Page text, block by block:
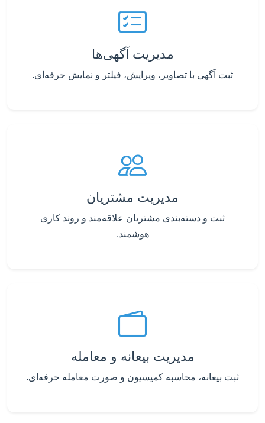
مدیریت آگهی‌ها
ثبت آگهی با تصاویر، ویرایش، فیلتر و نمایش حرفه‌ای.
مدیریت مشتریان
ثبت و دسته‌بندی مشتریان علاقه‌مند و روند کاری
هوشمند.
مدیریت بیعانه و معامله
ثبت بیعانه، محاسبه کمیسیون و صورت معامله حرفه‌ای.